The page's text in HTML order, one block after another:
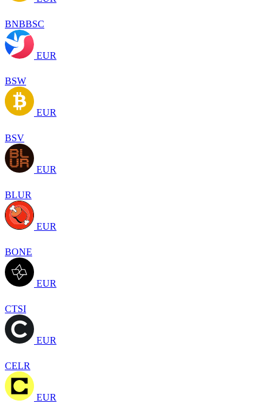
BNBBSC
EUR
BSW
EUR
BSV
EUR
BLUR
EUR
BONE
EUR
CTSI
EUR
CELR
EUR